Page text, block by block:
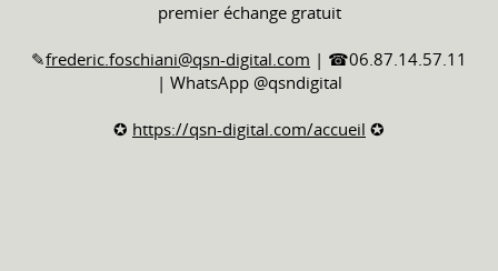
premier échange gratuit
✎frederic.foschiani@qsn-digital.com | ☎06.87.14.57.11
| WhatsApp @qsndigital
✪ https://qsn-digital.com/accueil ✪